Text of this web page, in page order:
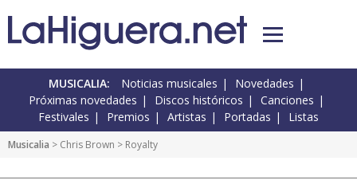
MUSICALIA: Noticias musicales
Novedades
Próximas novedades
Discos históricos
Canciones
Festivales
Premios Artistas Portadas Listas
Musicalia > Chris Brown > Royalty